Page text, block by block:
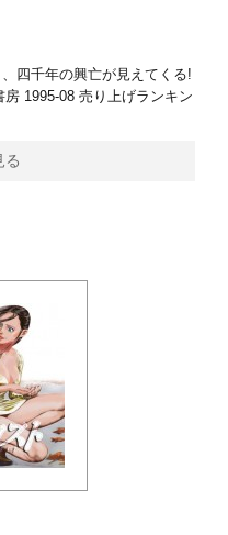
四千年の興亡が見えてくる!
1995-08 売り上げランキン
る